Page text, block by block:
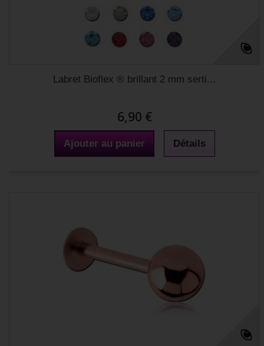
Labret Bioflex ® brillant 2 mm serti...
6,90 €
Ajouter au panier Détails